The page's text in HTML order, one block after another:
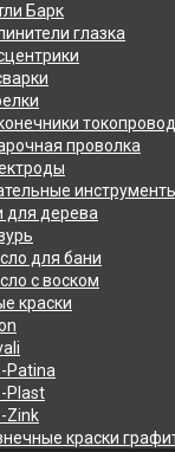
Барк
глазка
проволка
для дерева
для бани
с воском
краски
Patina
Plast
Zink
краски